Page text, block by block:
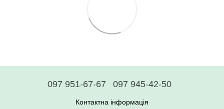
097 951-67-67 097 945-42-50
Контактна інформація